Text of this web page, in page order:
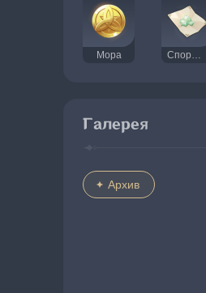
Мора Споры плесенника
Галерея
Архив